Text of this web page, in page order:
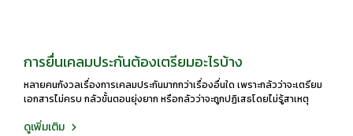
การยื่นเคลมประกันต้องเตรียมอะไรบ้าง
หลายคนกังวลเรื่องการเคลมประกันมากกว่าเรื่องอื่นใด เพราะกลัวว่าจะเตรียม
เอกสารไม่ครบ กลัวขั้นตอนยุ่งยาก หรือกลัวว่าจะถูกปฏิเสธโดยไม่รู้สาเหตุ
ดูเพิ่มเติม